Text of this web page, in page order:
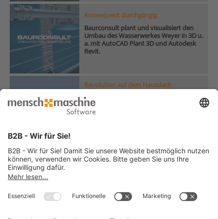
Konsequent durchgängig
Baurconsult plant und visualisiert den
Umbau des Wasserwerkes Weyer in 3D u.
a. mit AutoCAD Plant 3D und Autodesk
Revit.
Revolution auf dem Hausdach
TG hyLIFT kombiniert Autodesk-Software
für Bau und Maschinenbau, um
neuartige, ressourcenschonende
Elektrotechnik und Anlagenbau
Digitaler Zwilling
Software für Elektrotechnik und Anlagenbau